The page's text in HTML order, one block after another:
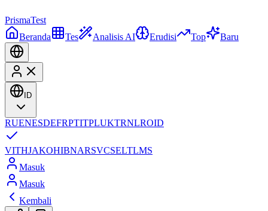
PrismaTest
Beranda
Tes Analisis AI Erudisi Top Baru
ID
RUENESDEFRPTITPLUKTRNLROID
VITHJAKOHIBNARSVCSELTLMS
Masuk
Masuk
Kembali